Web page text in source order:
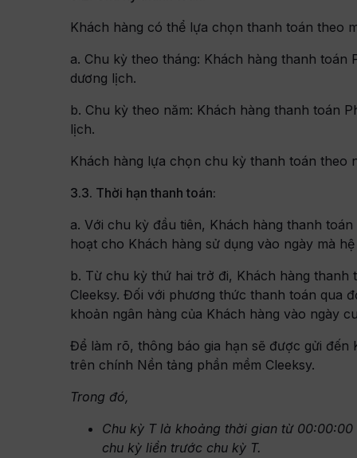
Khách hàng có thể lựa chọn thanh toán theo
a. Chu kỳ theo tháng: Khách hàng thanh
dương lịch.
b. Chu kỳ theo năm: Khách hàng thanh toán
lịch.
Khách hàng lựa chọn chu kỳ thanh toán theo
3.3. Thời hạn thanh toán:
a. Với chu kỳ đầu tiên, Khách hàng thanh
hoạt cho Khách hàng sử dụng vào ngày mà
b. Từ chu kỳ thứ hai trở đi, Khách hàng
Cleeksy. Đối với phương thức thanh toán qua
khoản ngân hàng của Khách hàng vào ngày
Để làm rõ, thông báo gia hạn sẽ được gửi
trên chính Nền tảng phần mềm Cleeksy.
Trong đó,
Chu kỳ T là khoảng thời gian từ
chu kỳ liền trước chu kỳ T.